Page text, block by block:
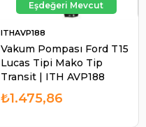
Vakum Pompası Ford T15
Lucas Tipi Mako Tip
Transit | ITH AVP188
ITHAVP188
₺1.475,86